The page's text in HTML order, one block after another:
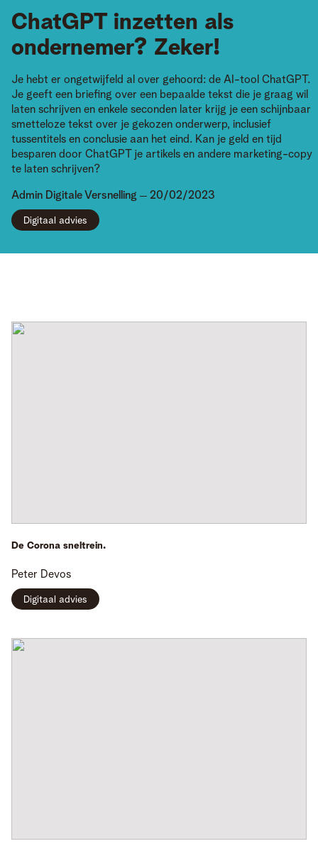
ChatGPT inzetten als
ondernemer? Zeker!
Je hebt er ongetwijfeld al over gehoord: de AI-tool ChatGPT.
Je geeft een briefing over een bepaalde tekst die je graag wil
laten schrijven en enkele seconden later krijg je een schijnbaar
smetteloze tekst over je gekozen onderwerp, inclusief
tussentitels en conclusie aan het eind. Kan je geld en tijd
besparen door ChatGPT je artikels en andere marketing-copy
te laten schrijven?
Admin Digitale Versnelling 20/02/2023
Digitaal advies
De Corona sneltrein.
Peter Devos
Digitaal advies